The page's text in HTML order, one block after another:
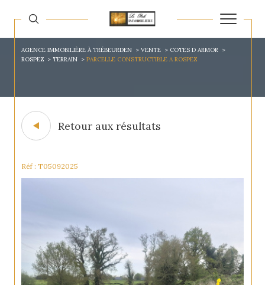
AGENCE IMMOBILIÈRE À TRÉBEURDEN VENTE
COTES D ARMOR
ROSPEZ
TERRAIN PARCELLE CONSTRUCTIBLE A ROSPEZ
Retour aux résultats
Réf : T05092025